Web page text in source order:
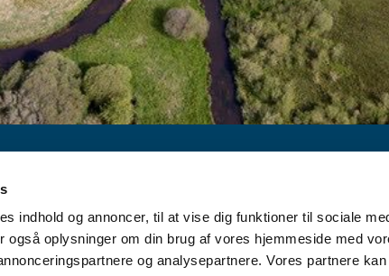
indhold og annoncer, til at vise dig funktioner til sociale
også oplysninger om din brug af vores hjemmeside med
og analysepartnere. Vores partnere kan